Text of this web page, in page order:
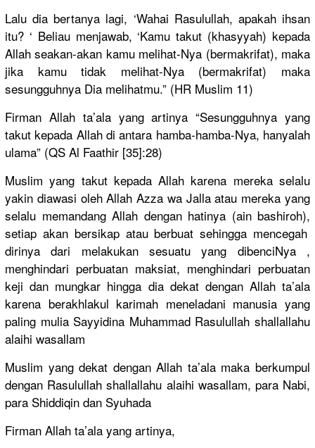
Lalu dia bertanya lagi, ‘Wahai Rasulullah, apakah ihsan
itu? ‘ Beliau menjawab, ‘Kamu takut (khasyyah) kepada
Allah seakan-akan kamu melihat-Nya (bermakrifat), maka
jika kamu tidak melihat-Nya (bermakrifat) maka
sesungguhnya Dia melihatmu.” (HR Muslim 11)
Firman Allah ta’ala yang artinya “Sesungguhnya yang
takut kepada Allah di antara hamba-hamba-Nya, hanyalah
ulama” (QS Al Faathir [35]:28)
Muslim yang takut kepada Allah karena mereka selalu
yakin diawasi oleh Allah Azza wa Jalla atau mereka yang
selalu memandang Allah dengan hatinya (ain bashiroh),
setiap akan bersikap atau berbuat sehingga mencegah
dirinya dari melakukan sesuatu yang dibenciNya,
menghindari perbuatan maksiat, menghindari perbuatan
keji dan mungkar hingga dia dekat dengan Allah ta’ala
karena berakhlakul karimah meneladani manusia yang
paling mulia Sayyidina Muhammad Rasulullah shallallahu
alaihi wasallam
Muslim yang dekat dengan Allah ta’ala maka berkumpul
dengan Rasulullah shallallahu alaihi wasallam, para Nabi,
para Shiddiqin dan Syuhada
Firman Allah ta’ala yang artinya,